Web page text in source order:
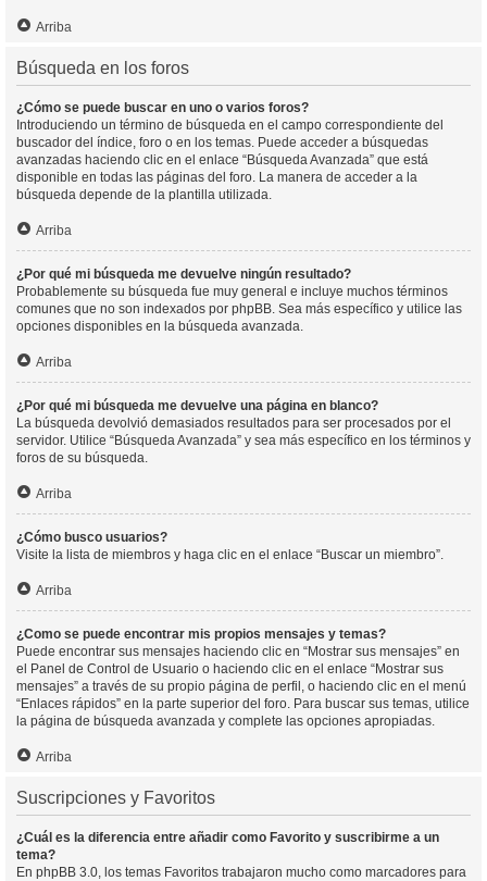
Arriba
Búsqueda en los foros
¿Cómo se puede buscar en uno o varios foros?
Introduciendo un término de búsqueda en el campo correspondiente del
buscador del índice, foro o en los temas. Puede acceder a búsquedas
avanzadas haciendo clic en el enlace “Búsqueda Avanzada” que está
disponible en todas las páginas del foro. La manera de acceder a la
búsqueda depende de la plantilla utilizada.
Arriba
¿Por qué mi búsqueda me devuelve ningún resultado?
Probablemente su búsqueda fue muy general e incluye muchos términos
comunes que no son indexados por phpBB. Sea más específico y utilice las
opciones disponibles en la búsqueda avanzada.
Arriba
¿Por qué mi búsqueda me devuelve una página en blanco?
La búsqueda devolvió demasiados resultados para ser procesados por el
servidor. Utilice “Búsqueda Avanzada” y sea más específico en los términos y
foros de su búsqueda.
Arriba
¿Cómo busco usuarios?
Visite la lista de miembros y haga clic en el enlace “Buscar un miembro”.
Arriba
¿Como se puede encontrar mis propios mensajes y temas?
Puede encontrar sus mensajes haciendo clic en “Mostrar sus mensajes” en
el Panel de Control de Usuario o haciendo clic en el enlace “Mostrar sus
mensajes” a través de su propio página de perfil, o haciendo clic en el menú
“Enlaces rápidos” en la parte superior del foro. Para buscar sus temas, utilice
la página de búsqueda avanzada y complete las opciones apropiadas.
Arriba
Suscripciones y Favoritos
¿Cuál es la diferencia entre añadir como Favorito y suscribirme a un
tema?
En phpBB 3.0, los temas Favoritos trabajaron mucho como marcadores para